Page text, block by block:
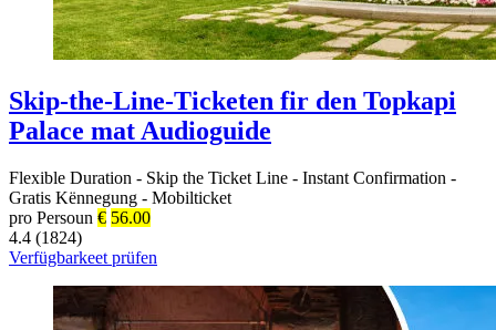
Skip-the-Line-Ticketen fir den Topkapi
Palace mat Audioguide
Flexible Duration - Skip the Ticket Line - Instant Confirmation -
Gratis Kënnegung - Mobilticket
pro Persoun € 56.00
4.4 (1824)
Verfügbarkeet prüfen